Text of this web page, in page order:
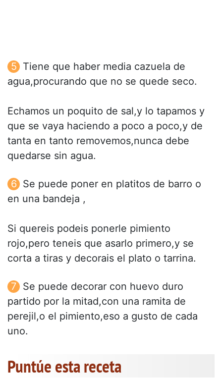
Tiene que haber media cazuela de
agua,procurando que no se quede seco.
Echamos un poquito de sal,y lo tapamos y
que se vaya haciendo a poco a poco,y de
tanta en tanto removemos,nunca debe
quedarse sin agua.
Se puede poner en platitos de barro o
en una bandeja ,
Si quereis podeis ponerle pimiento
rojo,pero teneis que asarlo primero,y se
corta a tiras y decorais el plato o tarrina.
Se puede decorar con huevo duro
partido por la mitad,con una ramita de
perejil,o el pimiento,eso a gusto de cada
uno.
Puntúe esta receta